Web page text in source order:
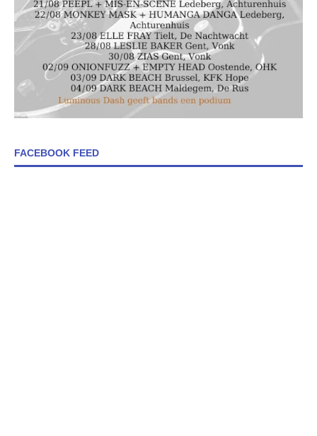
FACEBOOK FEED